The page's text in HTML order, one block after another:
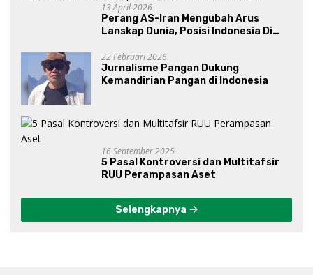
13 April 2026
Perang AS-Iran Mengubah Arus
Lanskap Dunia, Posisi Indonesia Di
Gibran?
22 Februari 2026
Jurnalisme Pangan Dukung
Kemandirian Pangan di Indonesia
16 September 2025
5 Pasal Kontroversi dan Multitafsir
RUU Perampasan Aset
Selengkapnya